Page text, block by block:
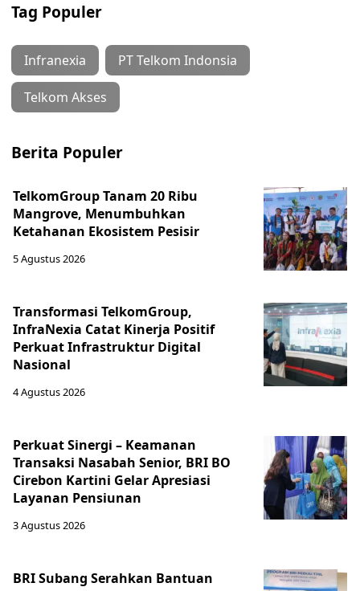
Tag Populer
Infranexia PT Telkom Indonsia
Telkom Akses
Berita Populer
TelkomGroup Tanam 20 Ribu
Mangrove, Menumbuhkan
Ketahanan Ekosistem Pesisir
5 Agustus 2026
Transformasi TelkomGroup,
InfraNexia Catat Kinerja Positif
Perkuat Infrastruktur Digital
Nasional
4 Agustus 2026
Perkuat Sinergi – Keamanan
Transaksi Nasabah Senior, BRI BO
Cirebon Kartini Gelar Apresiasi
Layanan Pensiunan
3 Agustus 2026
BRI Subang Serahkan Bantuan